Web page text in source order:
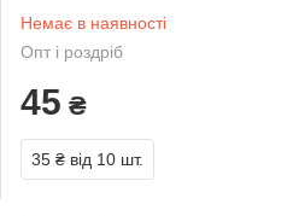
Немає в наявності
Опт і роздріб
45 ₴
35 ₴ від 10 шт.